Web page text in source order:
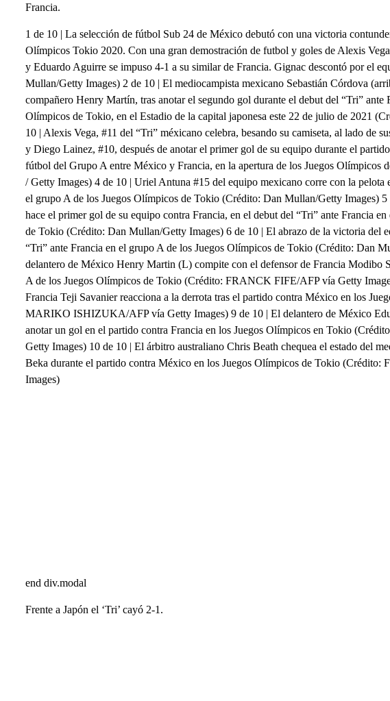
Francia.
1 de 10 | La selección de fútbol Sub 24 de México debutó con una victoria
Olímpicos Tokio 2020. Con una gran demostración de futbol y goles de Alexis
y Eduardo Aguirre se impuso 4-1 a su similar de Francia. Gignac descontó por el
Mullan/Getty Images) 2 de 10 | El mediocampista mexicano Sebastián Córdova
compañero Henry Martín, tras anotar el segundo gol durante el debut del “Tri” ante
Olímpicos de Tokio, en el Estadio de la capital japonesa este 22 de julio de 2021
10 | Alexis Vega, #11 del “Tri” méxicano celebra, besando su camiseta, al lado de
y Diego Lainez, #10, después de anotar el primer gol de su equipo durante el
fútbol del Grupo A entre México y Francia, en la apertura de los Juegos Olímpicos
/ Getty Images) 4 de 10 | Uriel Antuna #15 del equipo mexicano corre con la pelota
el grupo A de los Juegos Olímpicos de Tokio (Crédito: Dan Mullan/Getty Images)
hace el primer gol de su equipo contra Francia, en el debut del “Tri” ante Francia
de Tokio (Crédito: Dan Mullan/Getty Images) 6 de 10 | El abrazo de la victoria del
“Tri” ante Francia en el grupo A de los Juegos Olímpicos de Tokio (Crédito: Dan
delantero de México Henry Martin (L) compite con el defensor de Francia Modibo
A de los Juegos Olímpicos de Tokio (Crédito: FRANCK FIFE/AFP vía Getty
Francia Teji Savanier reacciona a la derrota tras el partido contra México en los
MARIKO ISHIZUKA/AFP vía Getty Images) 9 de 10 | El delantero de México
anotar un gol en el partido contra Francia en los Juegos Olímpicos en Tokio
Getty Images) 10 de 10 | El árbitro australiano Chris Beath chequea el estado del
Beka durante el partido contra México en los Juegos Olímpicos de Tokio
Images)
end div.modal
Frente a Japón el ‘Tri’ cayó 2-1.